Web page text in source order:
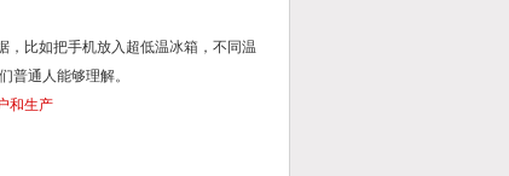
，比如把手机放入超低温冰箱，不同温
普通人能够理解。
和生产